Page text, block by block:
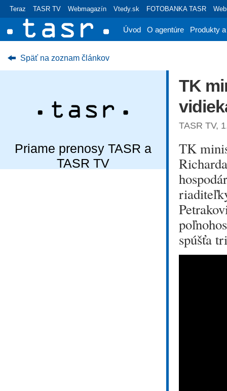
Teraz TASR TV Webmagazín Vtedy.sk FOTOBANKA TASR
Úvod O agentúre Produkty
Späť na zoznam článkov
Priame prenosy TASR a
TASR TV
TK
TASR TV,
TK
spúšťa